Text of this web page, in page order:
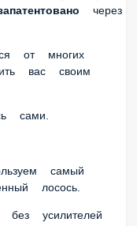
многих других на
и безупречным
вкуса и